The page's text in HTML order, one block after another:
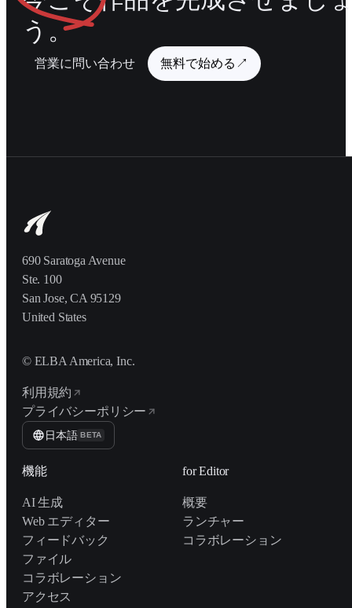
う。
営業に問い合わせ 無料で始める ↗
690 Saratoga Avenue
Ste. 100
San Jose, CA 95129
United States
© ELBA America, Inc.
利用規約
プライバシーポリシー
日本語 BETA
機能
AI 生成
Web エディター
フィードバック
ファイル
コラボレーション
アクセス
for Editor
概要
ランチャー
コラボレーション